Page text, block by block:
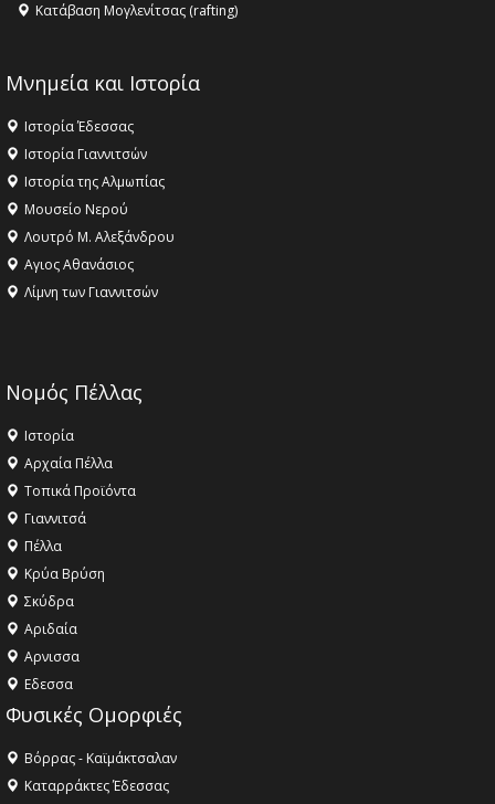
Κατάβαση Μογλενίτσας (rafting)
Μνημεία και Ιστορία
Ιστορία Έδεσσας
Ιστορία Γιαννιτσών
Ιστορία της Αλμωπίας
Μουσείο Νερού
Λουτρό Μ. Αλεξάνδρου
Αγιος Αθανάσιος
Λίμνη των Γιαννιτσών
Νομός Πέλλας
Ιστορία
Αρχαία Πέλλα
Τοπικά Προϊόντα
Γιαννιτσά
Πέλλα
Κρύα Βρύση
Σκύδρα
Αριδαία
Aρνισσα
Eδεσσα
Φυσικές Ομορφιές
Βόρρας - Καϊμάκτσαλαν
Καταρράκτες Έδεσσας